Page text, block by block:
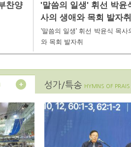
찬양
'말씀의 일생' 휘선 박윤
사의 생애와 목회 발자취
'말씀의 일생' 휘선 박윤식 목사
와 목회 발자취
성가/특송 HYMNS OF PRAIS